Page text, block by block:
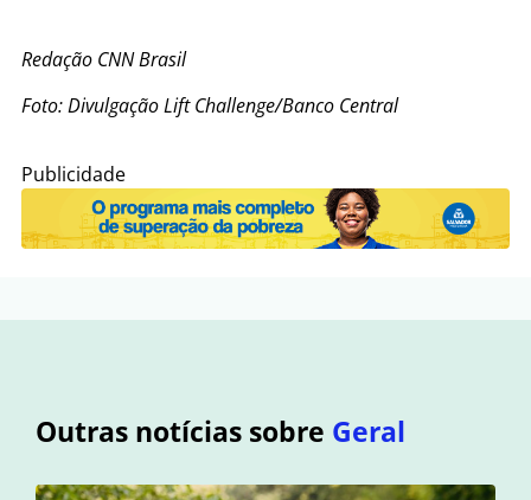
Redação CNN Brasil
Foto: Divulgação Lift Challenge/Banco Central
Publicidade
Outras notícias sobre Geral